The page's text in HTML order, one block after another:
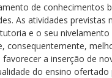
de conhecimentos
As atividades previstas
e o seu
consequentemente,
a inserção de
do ensino